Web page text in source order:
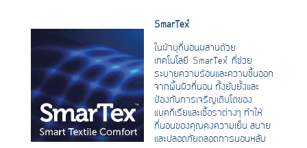
SmarTex™
ในผ้าบุที่นอนผสานด้วย
เทคโนโลยี SmarTex™ ที่ช่วย
ระบายความร้อนและความชื้นออก
จากพื้นผิวที่นอน ทั้งยับยั้งและ
ป้องกันการเจริญเติบโตของ
แบคทีเรียและเชื้อราต่างๆ ทำให้
ที่นอนของคุณคงความเย็น สบาย
และปลอดภัยตลอดการนอนหลับ